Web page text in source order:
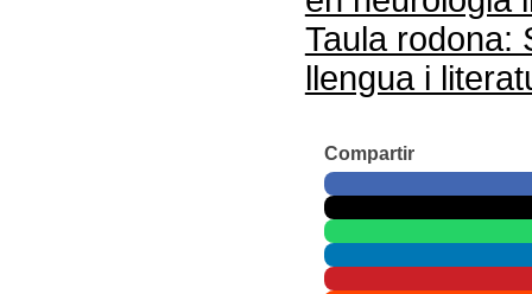
Taula rodona:
llengua i
Compartir